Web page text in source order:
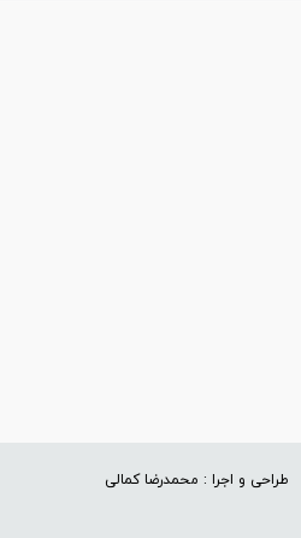
طراحی و اجرا : محمدرضا کمالی